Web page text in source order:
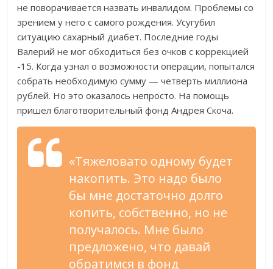
не поворачивается назвать инвалидом. Проблемы со
зрением у него с самого рождения. Усугубил
ситуацию сахарный диабет. Последние годы
Валерий не мог обходиться без очков с коррекцией
-15. Когда узнал о возможности операции, попытался
собрать необходимую сумму — четверть миллиона
рублей. Но это оказалось непросто. На помощь
пришел благотворительный фонд Андрея Скоча.
«Тяжеловато одному будет
накопить. Это надо было
бы мне достаточно долго
копить, собственно, но не
получалось. Мне было
предложено, что давай
обратимся в фонд